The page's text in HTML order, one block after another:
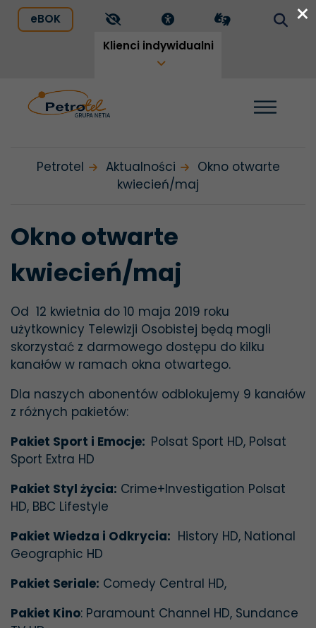
Przejdź
Przejdź
Mapa
serwisu
Wyszukiwarka
Okno otwarte
eBOKotwiera się w nowej karcie
otwiera się w nowej karcie
Petrotel Aktualności
Okno otwarte
kwiecień/maj
Oknootwarte
kwiecień/maj
Od 12 kwietnia do 10 maja 2019 roku
użytkownicy Telewizji Osobistej będą mogli
skorzystać z darmowego dostępu do kilku
kanałów w ramach okna otwartego.
Dla naszych abonentów odblokujemy 9 kanałów
z różnych pakietów:
Pakiet Sport i Emocje: Polsat Sport HD, Polsat
Sport Extra HD
Pakiet Styl życia: Crime+Investigation Polsat
HD, BBC Lifestyle
Pakiet Wiedza i Odkrycia: History HD, National
Geographic HD
Pakiet Seriale: Comedy Central HD,
Pakiet Kino: Paramount Channel HD, Sundance
×